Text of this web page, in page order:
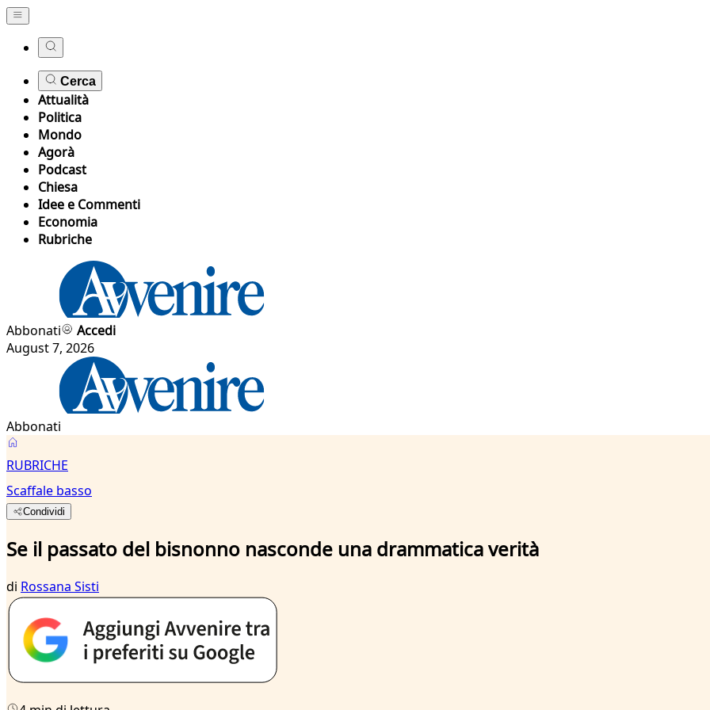
Cerca
Attualità
Politica
Mondo
Agorà
Podcast
Chiesa
Idee e Commenti
Economia
Rubriche
Abbonati
Accedi
August 7, 2026
Abbonati
RUBRICHE
Scaffale basso
Condividi
Se il passato del bisnonno nasconde una drammatica verità
di Rossana Sisti